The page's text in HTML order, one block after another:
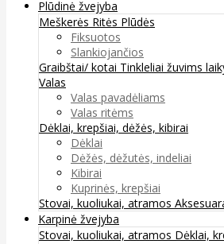
Plūdinė žvejyba
Meškerės Ritės Plūdės
Fiksuotos
Slankiojančios
Graibštai/ kotai Tinkleliai žuvims
Valas
Valas pavadėliams
Valas ritėms
Dėklai, krepšiai, dėžės, kibirai
Dėklai
Dėžės, dėžutės, indeliai
Kibirai
Kuprinės, krepšiai
Stovai, kuoliukai, atramos
Karpinė žvejyba
Stovai, kuoliukai, atramos Dėklai,